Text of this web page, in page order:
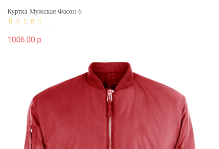
Куртка Мужская Фасон 6
1006.00 р.